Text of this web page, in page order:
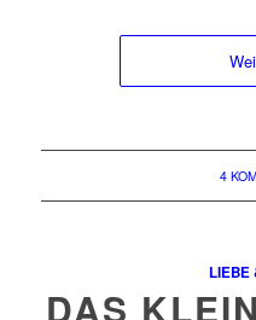
4
LIEBE
DAS